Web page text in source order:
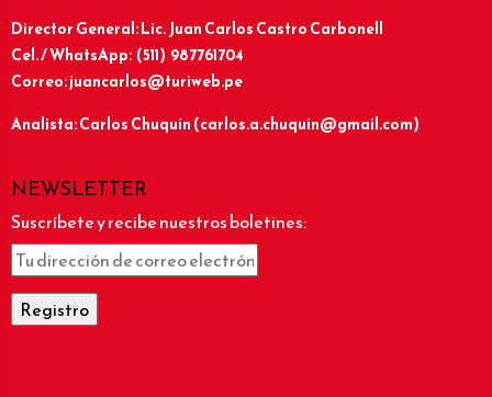
Director General: Lic.Juan Carlos Castro Carbonell
Cel. / WhatsApp: (511) 987761704
Correo: juancarlos@turiweb.pe
Analista: Carlos Chuquín (carlos.a.chuquin@gmail.com)
NEWSLETTER
Suscríbete y recibe nuestros boletines: